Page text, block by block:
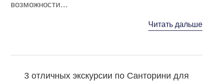
возможности...
Читать дальше
3 отличных экскурсии по Санторини для